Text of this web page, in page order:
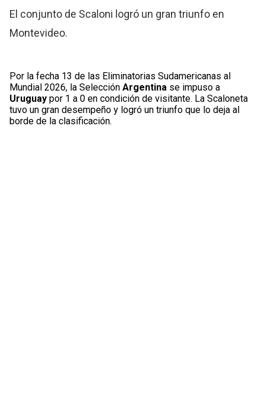
El conjunto de Scaloni logró un gran triunfo en
Montevideo.
Por la fecha 13 de las Eliminatorias Sudamericanas al
Mundial 2026, la Selección Argentina se impuso a
Uruguay por 1 a 0 en condición de visitante. La Scaloneta
tuvo un gran desempeño y logró un triunfo que lo deja al
borde de la clasificación.